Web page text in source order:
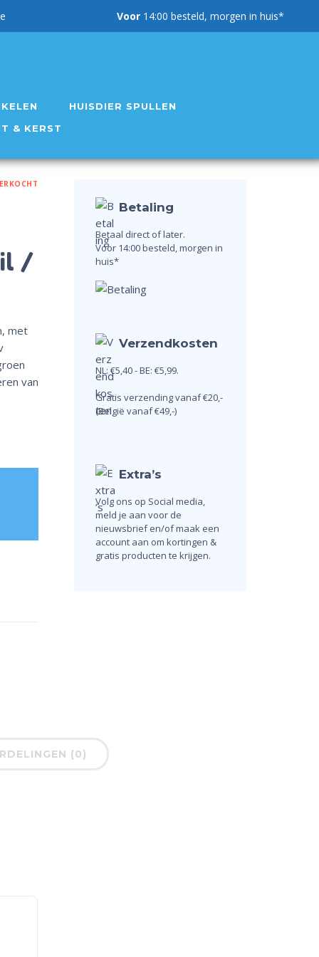
garantie Voor 14:00 besteld, morgen in huis*
HUISDIER SPULLEN
& KERST
/
met
van
Betaling
Betaal direct of later.
Voor 14:00 besteld, morgen in
huis*
Verzendkosten
NL: €5,40 - BE: €5,99.
Gratis verzending vanaf €20,-
(België vanaf €49,-)
Extra’s
Volg ons op Social media,
meld je aan voor de
nieuwsbrief en/of maak een
account aan om kortingen &
gratis producten te krijgen.
(0)